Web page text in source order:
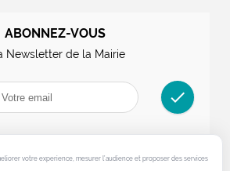
ABONNEZ-VOUS
Newsletter de la Mairie
check
votre experience, mesurer l’audience et proposer des services